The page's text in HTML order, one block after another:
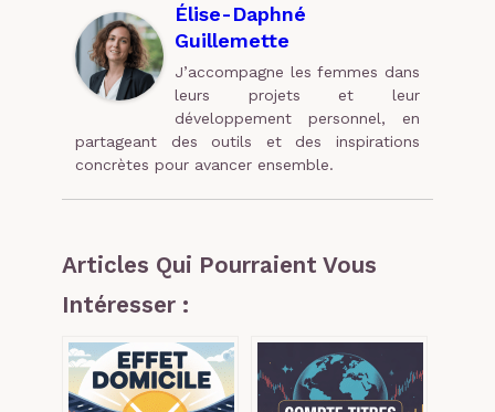
Élise-Daphné
Guillemette
J’accompagne les femmes dans
leurs projets et leur
développement personnel, en
partageant des outils et des inspirations
concrètes pour avancer ensemble.
Articles Qui Pourraient Vous
Intéresser :